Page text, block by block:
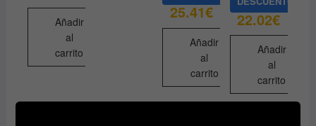
Añadir
al
carrito
25.41€
Añadir
al
carrito
22.02€
Añadir
al
carrito